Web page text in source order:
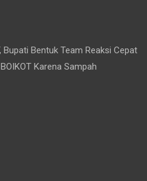
Bupati Bentuk Team Reaksi Cepat
Karena Sampah